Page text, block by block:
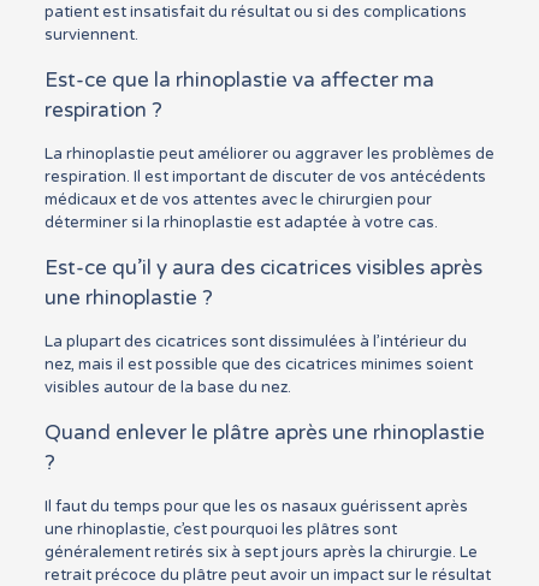
patient est insatisfait du résultat ou si des complications
surviennent.
Est-ce que la rhinoplastie va affecter ma
respiration ?
La rhinoplastie peut améliorer ou aggraver les problèmes de
respiration. Il est important de discuter de vos antécédents
médicaux et de vos attentes avec le chirurgien pour
déterminer si la rhinoplastie est adaptée à votre cas.
Est-ce qu’il y aura des cicatrices visibles après
une rhinoplastie ?
La plupart des cicatrices sont dissimulées à l’intérieur du
nez, mais il est possible que des cicatrices minimes soient
visibles autour de la base du nez.
Quand enlever le plâtre après une rhinoplastie
?
Il faut du temps pour que les os nasaux guérissent après
une rhinoplastie, c’est pourquoi les plâtres sont
généralement retirés six à sept jours après la chirurgie. Le
retrait précoce du plâtre peut avoir un impact sur le résultat